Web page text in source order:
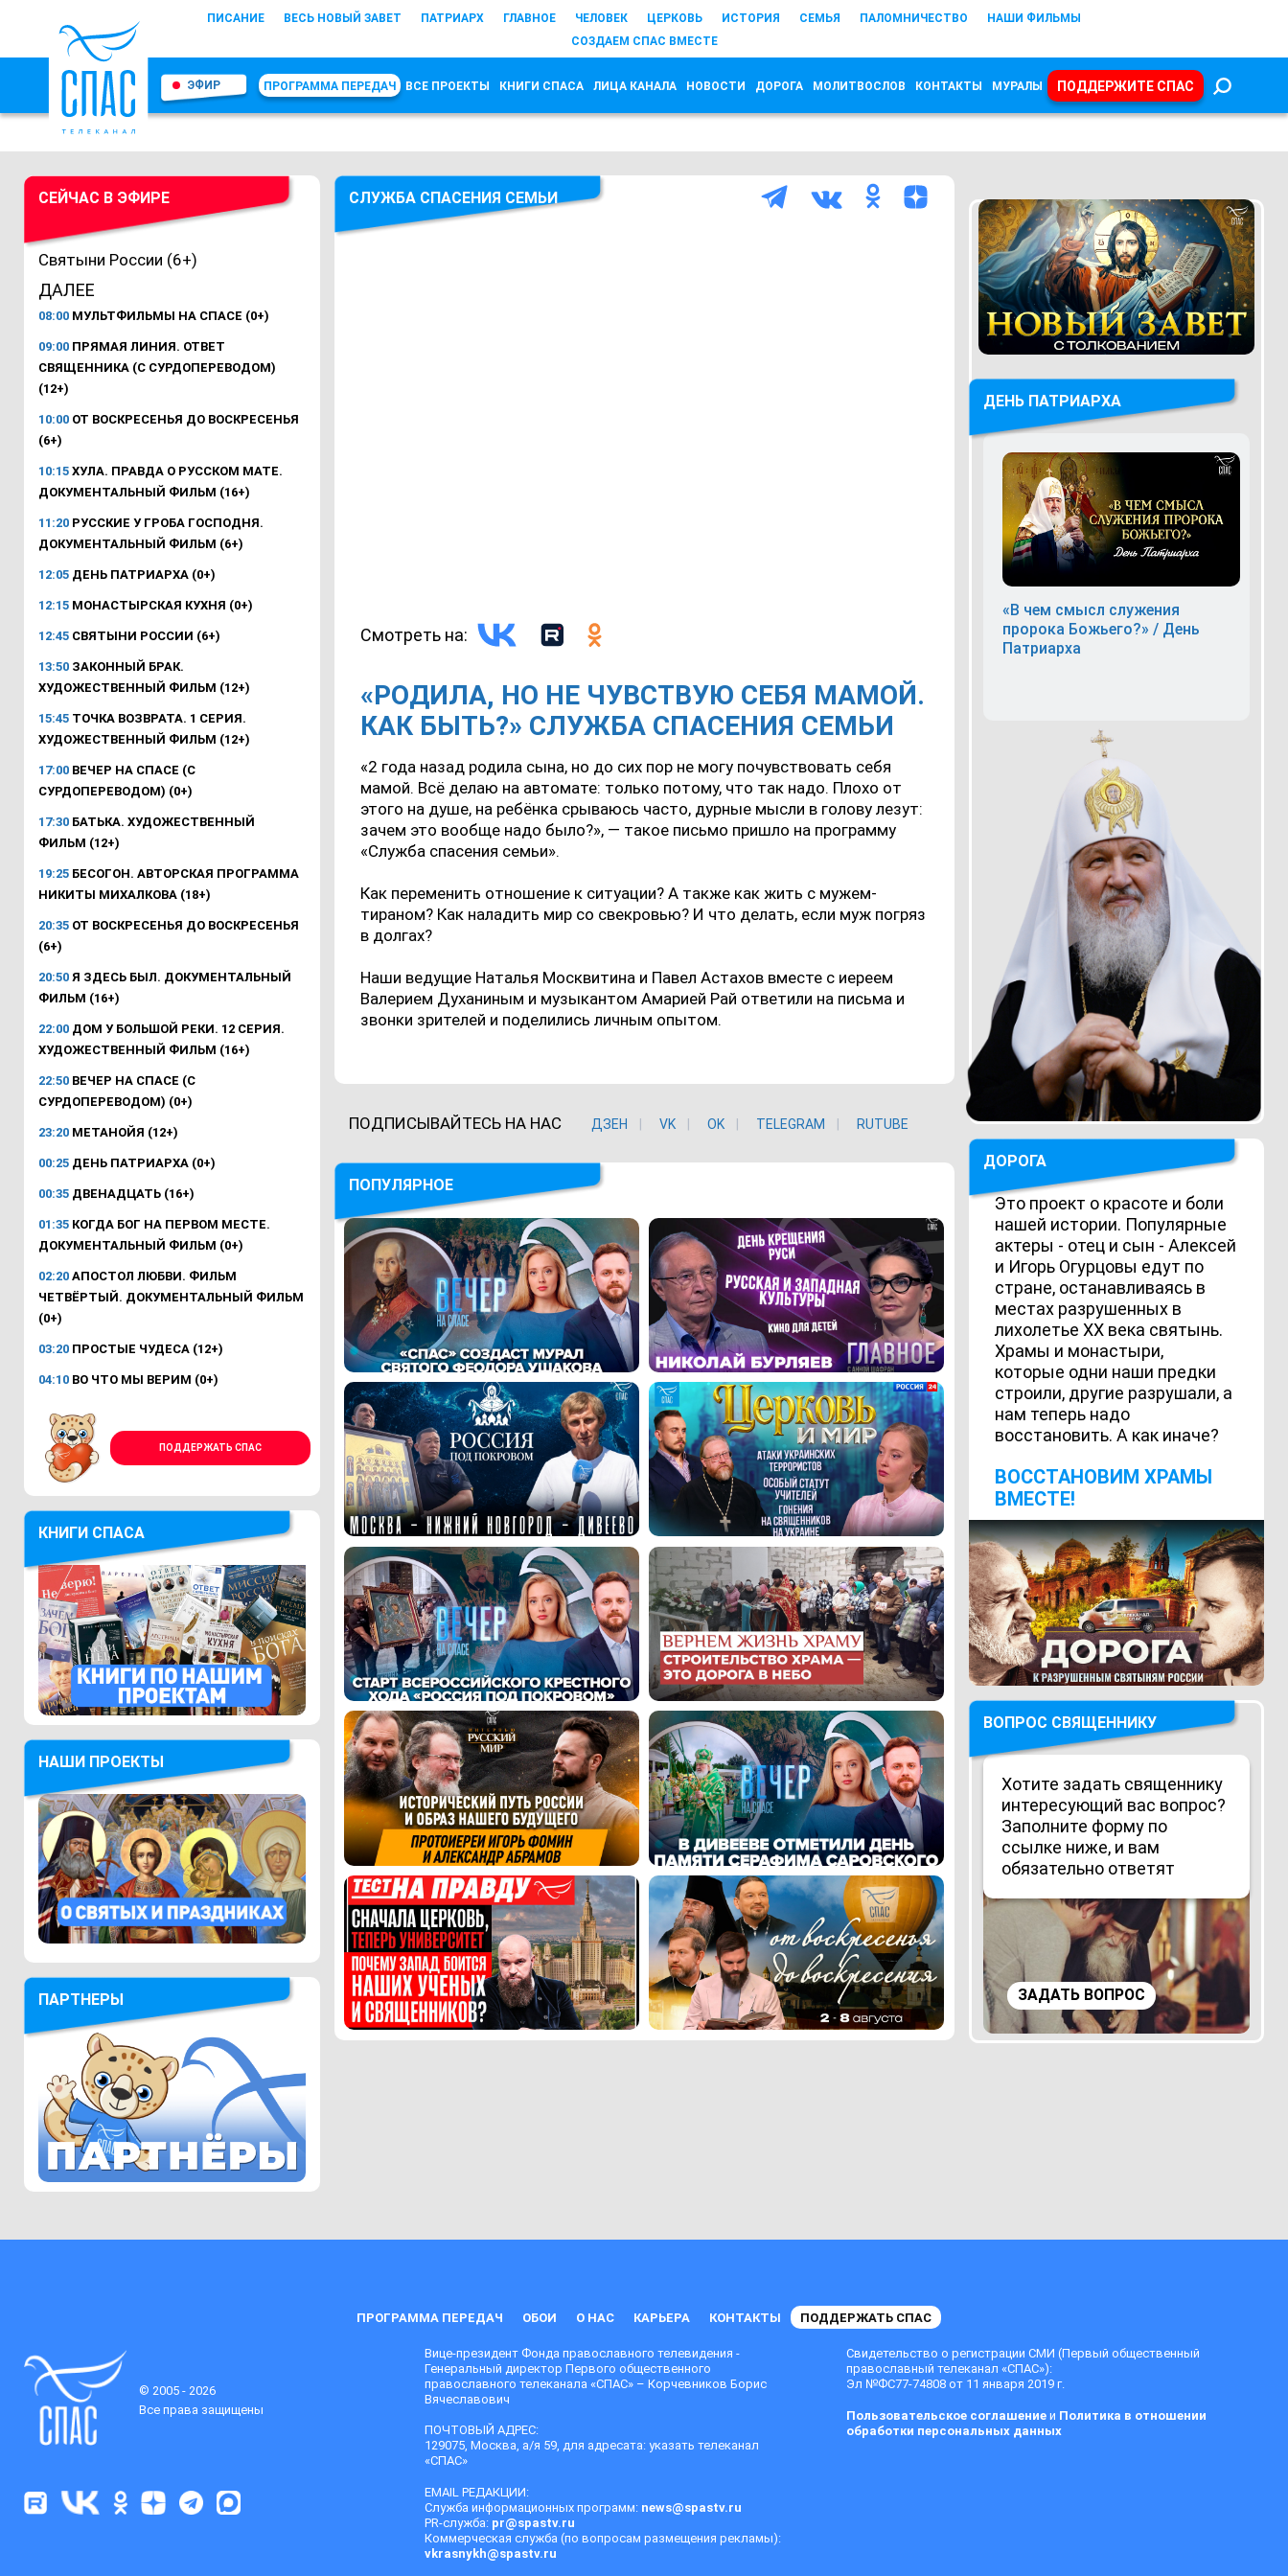
ПИСАНИЕ ВЕСЬ НОВЫЙ ЗАВЕТ ПАТРИАРХ ГЛАВНОЕ ЧЕЛОВЕК ЦЕРКОВЬ ИСТОРИЯ СЕМЬЯ ПАЛОМНИЧЕСТВО
НАШИ ФИЛЬМЫ
СОЗДАЕМ СПАС ВМЕСТЕ
ЭФИР ПРОГРАММА ПЕРЕДАЧ ВСЕ ПРОЕКТЫ КНИГИ СПАСА ЛИЦА КАНАЛА НОВОСТИ ДОРОГА МОЛИТВОСЛОВ КОНТАКТЫ МУРАЛЫ ПОДДЕРЖИТЕ СПАС
СЕЙЧАС В ЭФИРЕ
Святыни России (6+)
ДАЛЕЕ
08:00 МУЛЬТФИЛЬМЫ НА СПАСЕ (0+)
09:00 ПРЯМАЯ ЛИНИЯ. ОТВЕТ
СВЯЩЕННИКА (С СУРДОПЕРЕВОДОМ)
(12+)
10:00 ОТ ВОСКРЕСЕНЬЯ ДО ВОСКРЕСЕНЬЯ
(6+)
10:15 ХУЛА. ПРАВДА О РУССКОМ МАТЕ.
ДОКУМЕНТАЛЬНЫЙ ФИЛЬМ (16+)
11:20 РУССКИЕ У ГРОБА ГОСПОДНЯ.
ДОКУМЕНТАЛЬНЫЙ ФИЛЬМ (6+)
12:05 ДЕНЬ ПАТРИАРХА (0+)
12:15 МОНАСТЫРСКАЯ КУХНЯ (0+)
12:45 СВЯТЫНИ РОССИИ (6+)
13:50 ЗАКОННЫЙ БРАК.
ХУДОЖЕСТВЕННЫЙ ФИЛЬМ (12+)
15:45 ТОЧКА ВОЗВРАТА. 1 СЕРИЯ.
ХУДОЖЕСТВЕННЫЙ ФИЛЬМ (12+)
17:00 ВЕЧЕР НА СПАСЕ (С
СУРДОПЕРЕВОДОМ) (0+)
17:30 БАТЬКА. ХУДОЖЕСТВЕННЫЙ
ФИЛЬМ (12+)
19:25 БЕСОГОН. АВТОРСКАЯ ПРОГРАММА
НИКИТЫ МИХАЛКОВА (18+)
20:35 ОТ ВОСКРЕСЕНЬЯ ДО ВОСКРЕСЕНЬЯ
(6+)
20:50 Я ЗДЕСЬ БЫЛ. ДОКУМЕНТАЛЬНЫЙ
ФИЛЬМ (16+)
22:00 ДОМ У БОЛЬШОЙ РЕКИ. 12 СЕРИЯ.
ХУДОЖЕСТВЕННЫЙ ФИЛЬМ (16+)
22:50 ВЕЧЕР НА СПАСЕ (С
СУРДОПЕРЕВОДОМ) (0+)
23:20 МЕТАНОЙЯ (12+)
00:25 ДЕНЬ ПАТРИАРХА (0+)
00:35 ДВЕНАДЦАТЬ (16+)
01:35 КОГДА БОГ НА ПЕРВОМ МЕСТЕ.
ДОКУМЕНТАЛЬНЫЙ ФИЛЬМ (0+)
02:20 АПОСТОЛ ЛЮБВИ. ФИЛЬМ
ЧЕТВЁРТЫЙ. ДОКУМЕНТАЛЬНЫЙ ФИЛЬМ
(0+)
03:20 ПРОСТЫЕ ЧУДЕСА (12+)
04:10 ВО ЧТО МЫ ВЕРИМ (0+)
ПОДДЕРЖАТЬ СПАС
КНИГИ СПАСА
НАШИ ПРОЕКТЫ
ПАРТНЕРЫ
СЛУЖБА СПАСЕНИЯ СЕМЬИ
Смотреть на:
«РОДИЛА, НО НЕ ЧУВСТВУЮ СЕБЯ МАМОЙ.
КАК БЫТЬ?» СЛУЖБА СПАСЕНИЯ СЕМЬИ
«2 года назад родила сына, но до сих пор не могу почувствовать себя
мамой. Всё делаю на автомате: только потому, что так надо. Плохо от
этого на душе, на ребёнка срываюсь часто, дурные мысли в голову лезут:
зачем это вообще надо было?», — такое письмо пришло на программу
«Служба спасения семьи».
Как переменить отношение к ситуации? А также как жить с мужем-
тираном? Как наладить мир со свекровью? И что делать, если муж погряз
в долгах?
Наши ведущие Наталья Москвитина и Павел Астахов вместе с иереем
Валерием Духаниным и музыкантом Амарией Рай ответили на письма и
звонки зрителей и поделились личным опытом.
ПОДПИСЫВАЙТЕСЬ НА НАС ДЗЕН VK ОK TELEGRAM RUTUBE
ПОПУЛЯРНОЕ
ДЕНЬ ПАТРИАРХА
«В чем смысл служения
пророка Божьего?» / День
Патриарха
ДОРОГА
Это проект о красоте и боли
нашей истории. Популярные
актеры - отец и сын - Алексей
и Игорь Огурцовы едут по
стране, останавливаясь в
местах разрушенных в
лихолетье ХХ века святынь.
Храмы и монастыри,
которые одни наши предки
строили, другие разрушали, а
нам теперь надо
восстановить. А как иначе?
ВОCСТАНОВИМ ХРАМЫ
ВМЕСТЕ!
ВОПРОС СВЯЩЕННИКУ
Хотите задать священнику
интересующий вас вопрос?
Заполните форму по
ссылке ниже, и вам
обязательно ответят
ЗАДАТЬ ВОПРОС
ПРОГРАММА ПЕРЕДАЧ ОБОИ О НАС КАРЬЕРА КОНТАКТЫ ПОДДЕРЖАТЬ СПАС
© 2005 - 2026
Все права защищены
Вице-президент Фонда православного телевидения -
Генеральный директор Первого общественного
православного телеканала «СПАС» – Корчевников Борис
Вячеславович
ПОЧТОВЫЙ АДРЕС:
129075, Москва, а/я 59, для адресата: указать телеканал
«СПАС»
EMAIL РЕДАКЦИИ:
Служба информационных программ: news@spastv.ru
PR-служба: pr@spastv.ru
Коммерческая служба (по вопросам размещения рекламы):
vkrasnykh@spastv.ru
Свидетельство о регистрации СМИ (Первый общественный
православный телеканал «СПАС»):
Эл №ФС77-74808 от 11 января 2019 г.
Пользовательское соглашениеи Политика в отношении
обработки персональных данных